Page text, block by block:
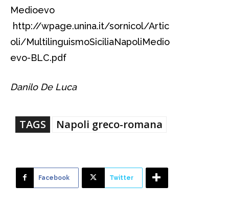
Medioevo
http://wpage.unina.it/sornicol/Artic
oli/MultilinguismoSiciliaNapoliMedio
evo-BLC.pdf
Danilo De Luca
TAGS Napoli greco-romana
Facebook Twitter